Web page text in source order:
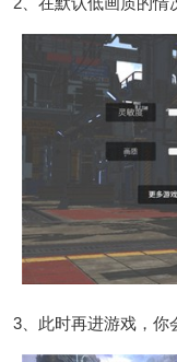
3、此时再进游戏，你